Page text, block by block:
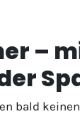
–
bald